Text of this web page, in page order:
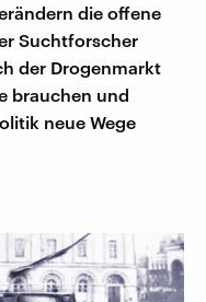
die offene
Suchtforscher
der Drogenmarkt
brauchen und
neue Wege